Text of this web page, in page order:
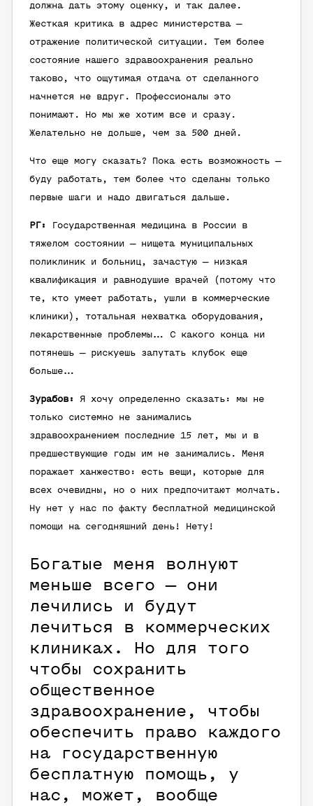
должна дать этому оценку, и так далее.
Жесткая критика в адрес министерства —
отражение политической ситуации. Тем более
состояние нашего здравоохранения реально
таково, что ощутимая отдача от сделанного
начнется не вдруг. Профессионалы это
понимают. Но мы же хотим все и сразу.
Желательно не дольше, чем за 500 дней.
Что еще могу сказать? Пока есть возможность —
буду работать, тем более что сделаны только
первые шаги и надо двигаться дальше.
РГ:
Государственная медицина в России в
тяжелом состоянии — нищета муниципальных
поликлиник и больниц, зачастую — низкая
квалификация и равнодушие врачей (потому что
те, кто умеет работать, ушли в коммерческие
клиники), тотальная нехватка оборудования,
лекарственные проблемы... С какого конца ни
потянешь — рискуешь запутать клубок еще
больше...
Зурабов:
Я хочу определенно сказать: мы не
только системно не занимались
здравоохранением последние 15 лет, мы и в
предшествующие годы им не занимались. Меня
поражает ханжество: есть вещи, которые для
всех очевидны, но о них предпочитают молчать.
Ну нет у нас по факту бесплатной медицинской
помощи на сегодняшний день! Нету!
Богатые меня волнуют
меньше всего — они
лечились и будут
лечиться в коммерческих
клиниках. Но для того
чтобы сохранить
общественное
здравоохранение, чтобы
обеспечить право каждого
на государственную
бесплатную помощь, у
нас, может, вообще